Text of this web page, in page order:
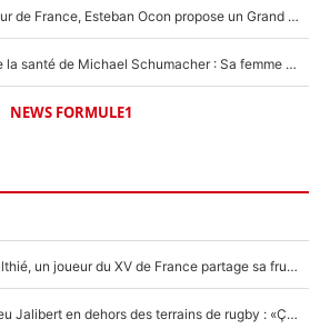
Comme pour le final du Tour de France, Esteban Ocon propose un Grand Prix de Formule 1 à Paris : «Autour de l’Arc de Triomphe, ce serait génial» !
Nouvelle rumeur autour de la santé de Michael Schumacher : Sa femme Corinna sort du silence
NEWS FORMULE1
Mis de côté par Fabien Galthié, un joueur du XV de France partage sa frustration : «ils ne me l’ont pas dit tout de suite»
La raison d'être de Matthieu Jalibert en dehors des terrains de rugby : «Ça m'atteint autant que si tu touches à un membre de ma famille»